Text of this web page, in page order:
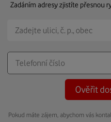
Zadáním adresy zjistíte přesnou
Ověřit
Pokud máte zájem, abychom vás